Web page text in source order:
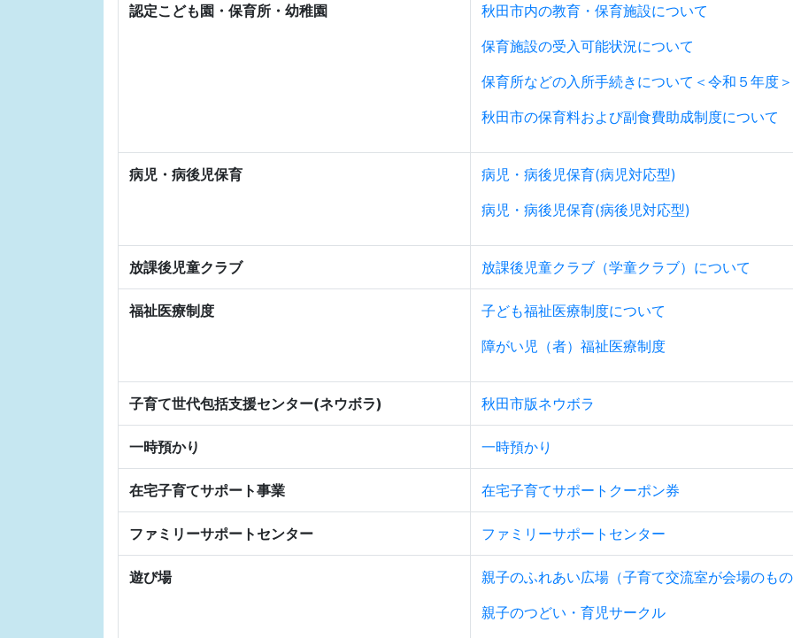
認定こども園・保育所・幼稚園
秋田市内の教育・保育施設について
保育施設の受入可能状況について
保育所などの入所手続きについて＜令和５年度＞
秋田市の保育料および副食費助成制度について
病児・病後児保育
病児・病後児保育(病児対応型)
病児・病後児保育(病後児対応型)
放課後児童クラブ 放課後児童クラブ（学童クラブ）について
福祉医療制度
子ども福祉医療制度について
障がい児（者）福祉医療制度
子育て世代包括支援センター(ネウボラ) 秋田市版ネウボラ
一時預かり 一時預かり
在宅子育てサポート事業 在宅子育てサポートクーポン券
ファミリーサポートセンター ファミリーサポートセンター
遊び場
親子のふれあい広場（子育て交流室が会場のも
親子のつどい・育児サークル